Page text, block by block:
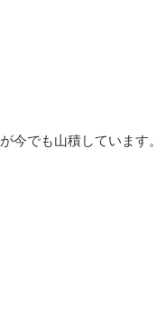
今でも山積しています。